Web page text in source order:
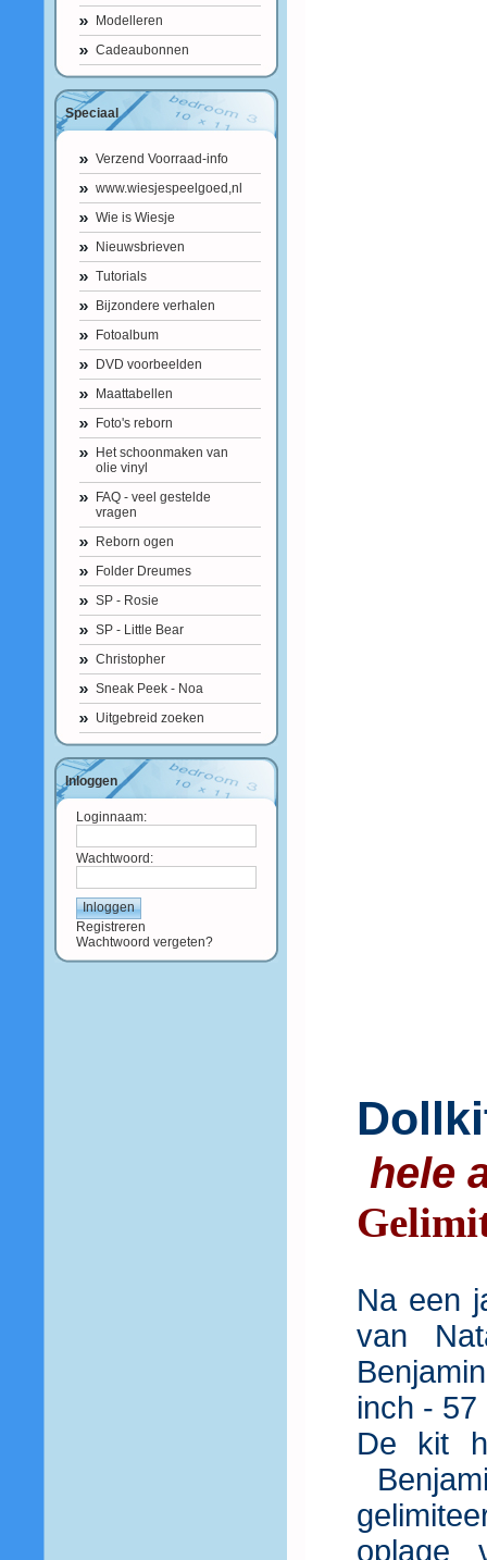
Modelleren
Cadeaubonnen
Speciaal
Verzend Voorraad-info
www.wiesjespeelgoed,nl
Wie is Wiesje
Nieuwsbrieven
Tutorials
Bijzondere verhalen
Fotoalbum
DVD voorbeelden
Maattabellen
Foto's reborn
Het schoonmaken van
olie vinyl
FAQ - veel gestelde
vragen
Reborn ogen
Folder Dreumes
SP - Rosie
SP - Little Bear
Christopher
Sneak Peek - Noa
Uitgebreid zoeken
Inloggen
Loginnaam:
Wachtwoord:
Registreren
Wachtwoord vergeten?
hele
Na een
van
inch - 57
De kit
oplage